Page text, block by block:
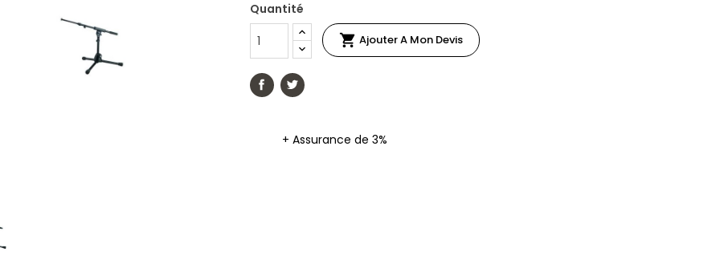
Quantité
 Ajouter A Mon Devis
+ Assurance de 3%